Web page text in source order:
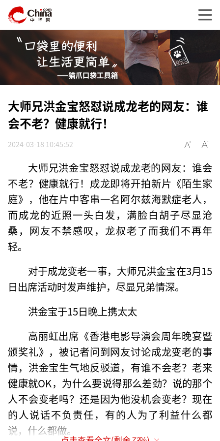
大师兄洪金宝怒怼说成龙老的网友：谁
会不老？健康就行！
2024-03-18 10:45:52
大师兄洪金宝怒怼说成龙老的网友：谁会
不老？健康就行！成龙即将开拍新片《陌生家
庭》，他在片中客串一名阿尔兹海默症老人，
而成龙的近照一头白发，满脸白胡子尽显沧
桑，网友不禁感叹，龙叔老了而我们不再年
轻。
对于成龙变老一事，大师兄洪金宝在3月15
日出席活动时发声维护，尽显兄弟情深。
洪金宝于15日晚上携太太
高丽虹出席《香港电影导演会周年晚宴暨
颁奖礼》，被记者问到网友讨论成龙变老的事
情，洪金宝生气地反驳道，有谁不会老？老来
健康就OK，为什么要说得那么差劲？说的那个
人不会变老吗？还是因为他没机会变老？现在
的人说话不负责任，有的人为了利益什么都
说，什么都做。